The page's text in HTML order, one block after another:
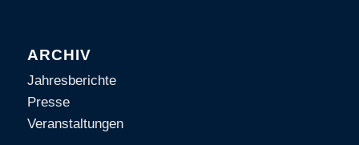
ARCHIV
Jahresberichte
Presse
Veranstaltungen